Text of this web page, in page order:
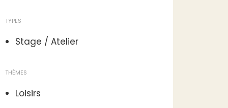
TYPES
Stage / Atelier
THÈMES
Loisirs